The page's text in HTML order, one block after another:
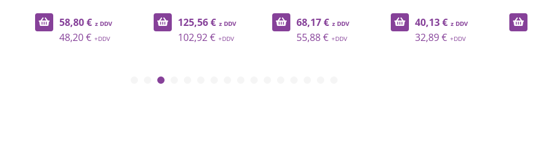
58,80 €
48,20 €
125,56 €
102,92 €
68,17 €
55,88 €
40,13 €
32,89 €